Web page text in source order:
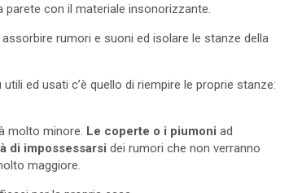
parete con il materiale insonorizzante.
assorbire rumori e suoni ed isolare le stanze della
ed usati c’è quello di riempire le proprie stanze:
molto minore. Le coperte o i piumoni ad
di impossessarsi dei rumori che non verranno
maggiore.